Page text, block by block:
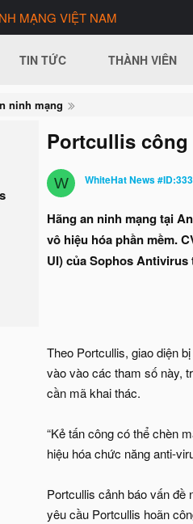
MẠNG VIỆT NAM
TIN TỨC THÀNH VIÊN
ninh mạng
Portcullis
W WhiteHat News
Hãng an ninh mạng tại
vô hiệu hóa phần mềm.
UI) của Sophos
Theo Portcullis, giao diện
vào vào các tham số này,
cần mã khai thác.
“Kẻ tấn công có thể chèn
hiệu hóa chức năng anti-
Portcullis cảnh báo vấn đề
yêu cầu Portcullis hoãn